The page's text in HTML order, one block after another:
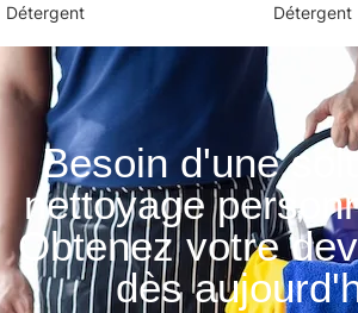
Détergent Détergent
Besoin d'une
nettoyage
Obtenez votre
dès